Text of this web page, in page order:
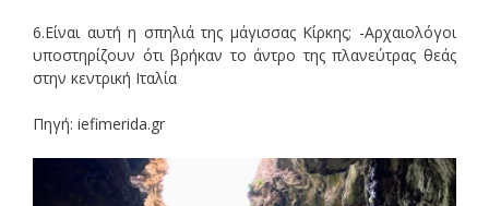
6.Είναι αυτή η σπηλιά της μάγισσας Κίρκης; -Αρχαιολόγοι
υποστηρίζουν ότι βρήκαν το άντρο της πλανεύτρας θεάς
στην κεντρική Ιταλία
Πηγή: iefimerida.gr